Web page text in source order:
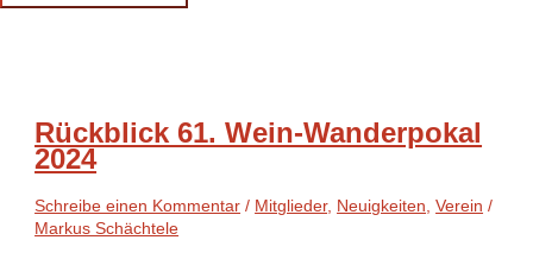
Rückblick 61. Wein-Wanderpokal
2024
Schreibe einen Kommentar / Mitglieder, Neuigkeiten,Verein /
Markus Schächtele